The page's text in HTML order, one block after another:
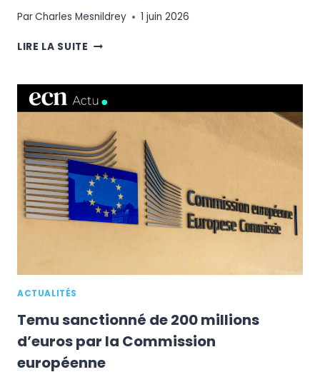
ParCharles Mesnildrey 1 juin 2026
LIRE LA SUITE DERNIER
LA
BATAILLE
QUI
REDESSINE
LE
E-
COMMERCE
FRANÇAIS
ACTUALITÉS
Temu sanctionné de 200 millions
d’euros par la Commission
européenne